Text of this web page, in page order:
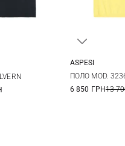
ASPESI
ПОЛО MOD.
6 850 ГРН13